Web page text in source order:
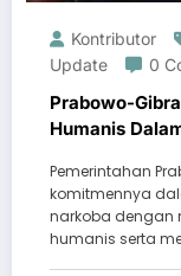
Kontributor
Update
0
Prabowo-
Humanis
Pemerintahan
komitmennya
narkoba dengan
humanis serta